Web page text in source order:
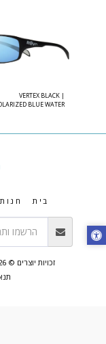
VERTEX BLACK |
BLUE WATER
בית חנות
זכויות יוצרים © 2026 כל הזכויות שמורות -